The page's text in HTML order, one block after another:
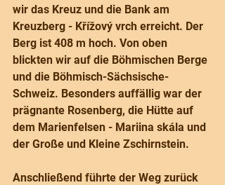
wir das Kreuz und die Bank am
Kreuzberg - Křížový vrch erreicht. Der
Berg ist 408 m hoch. Von oben
blickten wir auf die Böhmischen Berge
und die Böhmisch-Sächsische-
Schweiz. Besonders auffällig war der
prägnante Rosenberg, die Hütte auf
dem Marienfelsen - Mariina skála und
der Große und Kleine Zschirnstein.
Anschließend führte der Weg zurück